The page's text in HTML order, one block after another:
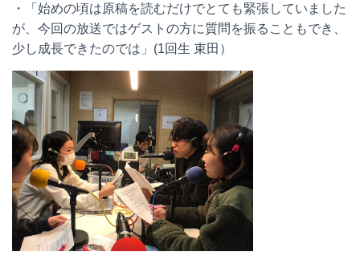
・「始めの頃は原稿を読むだけでとても緊張していました
が、今回の放送ではゲストの方に質問を振ることもでき、
少し成長できたのでは」(1回生 束田）